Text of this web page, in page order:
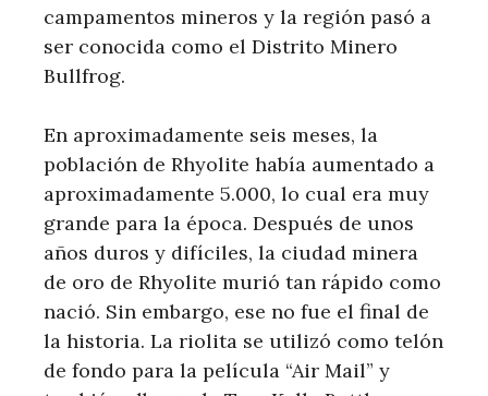
campamentos mineros y la región pasó a
ser conocida como el Distrito Minero
Bullfrog.
En aproximadamente seis meses, la
población de Rhyolite había aumentado a
aproximadamente 5.000, lo cual era muy
grande para la época. Después de unos
años duros y difíciles, la ciudad minera
de oro de Rhyolite murió tan rápido como
nació. Sin embargo, ese no fue el final de
la historia. La riolita se utilizó como telón
de fondo para la película “Air Mail” y